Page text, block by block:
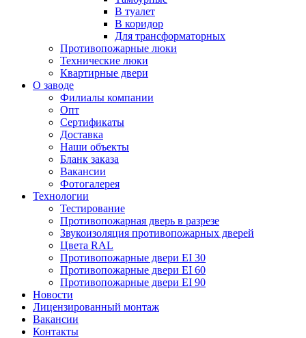
В туалет
В коридор
Для трансформаторных
Противопожарные люки
Технические люки
Квартирные двери
О заводе
Филиалы компании
Опт
Сертификаты
Доставка
Наши объекты
Бланк заказа
Вакансии
Фотогалерея
Технологии
Тестирование
Противопожарная дверь в разрезе
Звукоизоляция противопожарных дверей
Цвета RAL
Противопожарные двери EI 30
Противопожарные двери EI 60
Противопожарные двери EI 90
Новости
Лицензированный монтаж
Вакансии
Контакты